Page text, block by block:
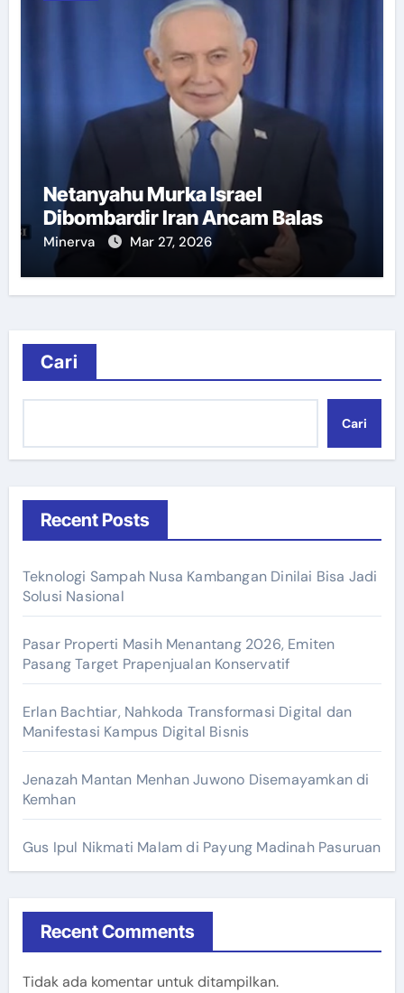
Netanyahu Murka Israel
Dibombardir Iran Ancam Balas
Minerva Mar 27, 2026
Cari
Cari
Recent Posts
Teknologi Sampah Nusa Kambangan Dinilai Bisa Jadi
Solusi Nasional
Pasar Properti Masih Menantang 2026, Emiten
Pasang Target Prapenjualan Konservatif
Erlan Bachtiar, Nahkoda Transformasi Digital dan
Manifestasi Kampus Digital Bisnis
Jenazah Mantan Menhan Juwono Disemayamkan di
Kemhan
Gus Ipul Nikmati Malam di Payung Madinah Pasuruan
Recent Comments
Tidak ada komentar untuk ditampilkan.